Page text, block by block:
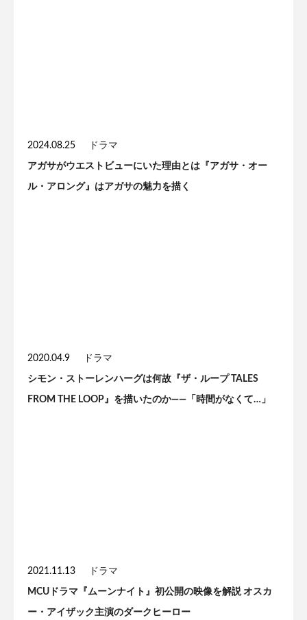
2024.08.25 ドラマ
アガサがウエストビューにいた理由とは『アガサ・オー
ル・アロング』はアガサの魅力を描く
2020.04.9 ドラマ
シモン・ストーレンハーグは何故『ザ・ループ TALES
FROM THE LOOP』を描いたのか——「時間がなくて…」
2021.11.13 ドラマ
MCUドラマ『ムーンナイト』初公開の映像を解説 オスカ
ー・アイザック主演のダークヒーロー